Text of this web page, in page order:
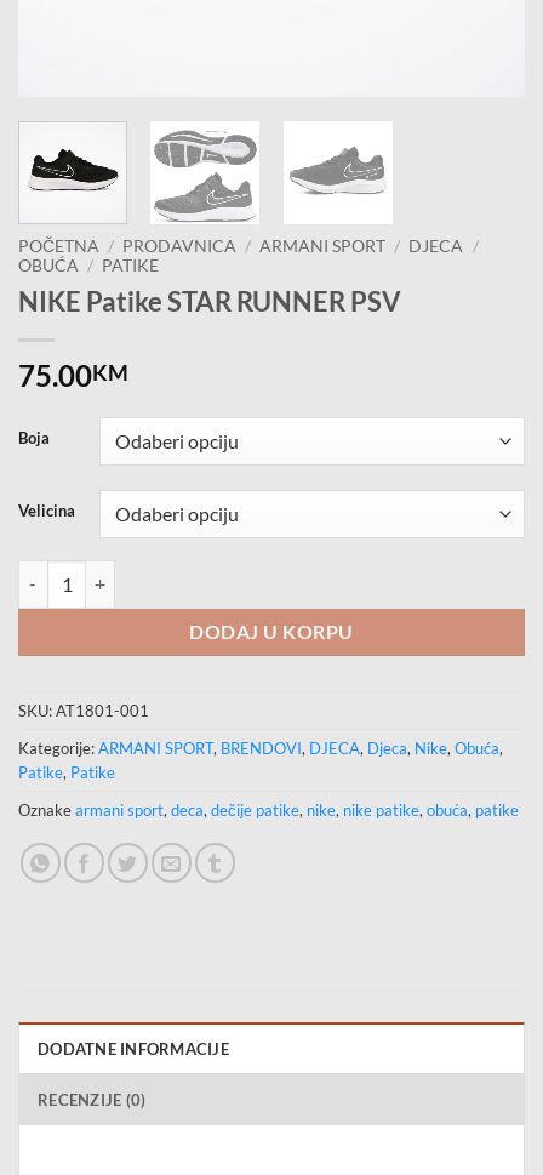
POČETNA / PRODAVNICA / ARMANI SPORT / DJECA
/
OBUĆA / PATIKE
NIKE Patike STAR RUNNER PSV
75.00KM
Boja
Velicina
DODAJ U KORPU
SKU:AT1801-001
Kategorije:ARMANI SPORT, BRENDOVI, DJECA, Djeca, Nike, Obuća,
Patike, Patike
Oznakearmani sport, deca, dečije patike, nike, nike patike, obuća, patike
DODATNE INFORMACIJE
RECENZIJE (0)